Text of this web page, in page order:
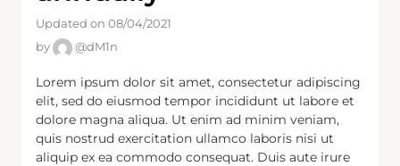
Updated on 08/04/2021
by
@dM1n
Lorem ipsum dolor sit amet, consectetur adipiscing
elit, sed do eiusmod tempor incididunt ut labore et
dolore magna aliqua. Ut enim ad minim veniam,
quis nostrud exercitation ullamco laboris nisi ut
aliquip ex ea commodo consequat. Duis aute irure